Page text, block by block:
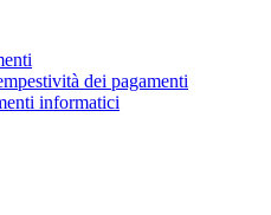
dei pagamenti
informatici